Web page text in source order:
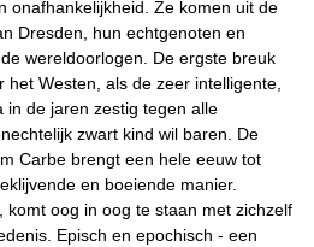
onafhankelijkheid. Ze komen uit de
Dresden, hun echtgenoten en
wereldoorlogen. De ergste breuk
Westen, als de zeer intelligente,
in de jaren zestig tegen alle
zwart kind wil baren. De
Carbe brengt een hele eeuw tot
en boeiende manier.
komt oog in oog te staan met zichzelf
Episch en epochisch - een